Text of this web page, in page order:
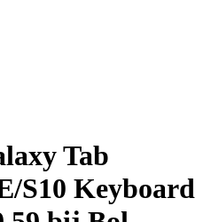
Tab
S10 Keyboard